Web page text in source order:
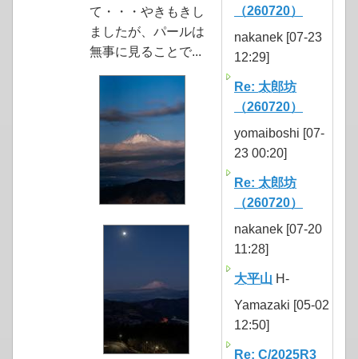
て・・・やきもきし
ましたが、パールは
無事に見ることで...
（260720）
nakanek [07-23
12:29]
Re: 太郎坊
（260720）
yomaiboshi [07-
23 00:20]
Re: 太郎坊
（260720）
nakanek [07-20
11:28]
大平山 H-
Yamazaki [05-02
12:50]
Re: C/2025R3